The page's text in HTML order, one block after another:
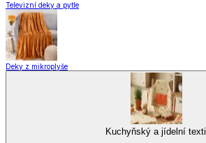
Televizní deky a pytle
Deky z mikroplyše
Kuchyňský a jídelní textil